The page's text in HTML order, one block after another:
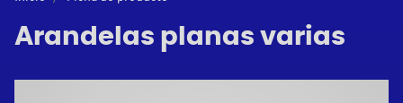
Arandelas planas varias